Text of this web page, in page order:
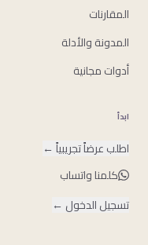
المقارنات
المدونة والأدلة
أدوات مجانية
ابدأ
اطلب عرضاً تجريبياً ←
كلمنا واتساب
تسجيل الدخول ←